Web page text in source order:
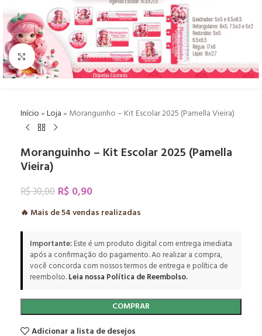
Click to enlarge
Início»Loja» Moranguinho – Kit Escolar 2025 (Pamella Vieira)
Moranguinho – Kit Escolar 2025 (Pamella
Vieira)
R$30,00 R$ 0,90
🔥 Mais de54vendas realizadas
Importante:Este é um produto digital com entrega imediata
após a confirmação do pagamento. Ao realizar a compra,
você concorda com nossos termos de entrega e política de
reembolso.Leia nossa Política de Reembolso.
COMPRAR
Adicionar a lista de desejos